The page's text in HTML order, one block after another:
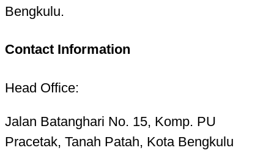
Bengkulu.
Contact Information
Head Office:
Jalan Batanghari No. 15, Komp. PU
Pracetak, Tanah Patah, Kota Bengkulu